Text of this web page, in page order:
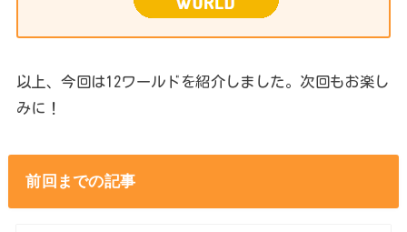
以上、今回は12ワールドを紹介しました。次回もお楽し
みに！
前回までの記事